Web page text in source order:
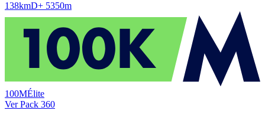
138kmD+ 5350m
100MÉlite
Ver Pack 360